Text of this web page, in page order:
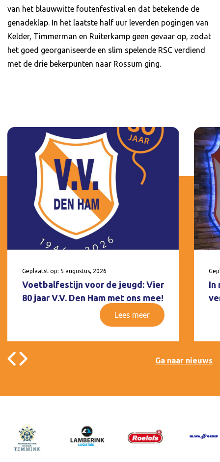
van het blauwwitte foutenfestival en dat betekende de
genadeklap. In het laatste half uur leverden pogingen van
Kelder, Timmerman en Ruiterkamp geen gevaar op, zodat
het goed georganiseerde en slim spelende RSC verdiend
met de drie bekerpunten naar Rossum ging.
Geplaatst op: 5 augustus, 2026
Voetbalfestijn voor de jeugd: Vier
80 jaar V.V. Den Ham met ons mee!
Lees meer
In
Ga naar nieuws